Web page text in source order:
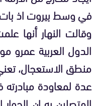
في وسط بيروت اذ
وقالت النهار أنها
الدول العربية
منطق الاستعجال،
عدة لمعاودة